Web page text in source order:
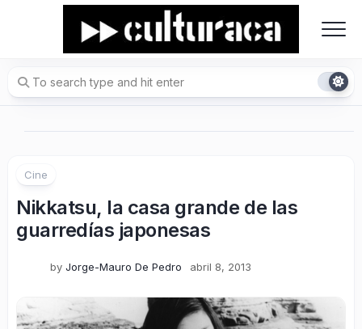
Cine
Nikkatsu, la casa grande de las
guarredías japonesas
by Jorge-Mauro De Pedro abril 8, 2013